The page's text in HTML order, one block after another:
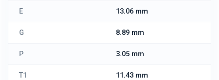
E 13.06 mm
G 8.89 mm
P 3.05 mm
T1 11.43 mm